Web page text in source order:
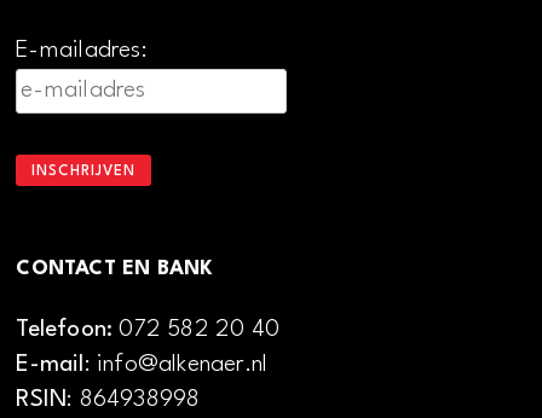
E-mailadres:
CONTACT EN BANK
Telefoon:072 582 20 40
E-mail: info@alkenaer.nl
RSIN: 864938998